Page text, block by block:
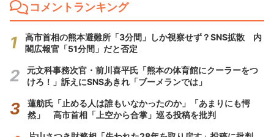
コメントランキング
高市首相の熊本避難所「3分間」しか視察せず？SNS拡散 内
閣広報官「51分間」だと否定
元文科事務次官・前川喜平氏「熊本の体育館にクーラーをつ
けろ！」訴えにSNSあきれ「ブーメランでは」
蓮舫氏「止める人は誰もいなかったのか」「あまりにも愕
然」 高市首相「上空から合掌」巡る投稿を批判